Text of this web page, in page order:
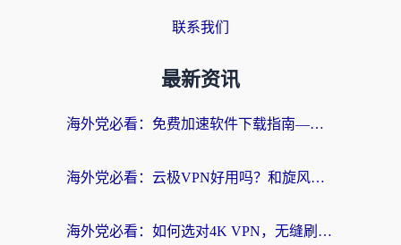
联系我们
最新资讯
海外党必看：免费加速软件下载指南——无缝访问国内资源的正确打开方式
海外党必看：云极VPN好用吗？和旋风VPN对比哪个回国效果更好？附真实体验+选择攻略
海外党必看：如何选对4K VPN，无缝刷国内剧听网易云？